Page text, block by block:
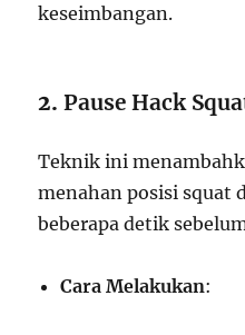
keseimbangan.
2.Pause Hack
Teknik ini
menahan posisi
beberapa detik
Cara Melakukan: